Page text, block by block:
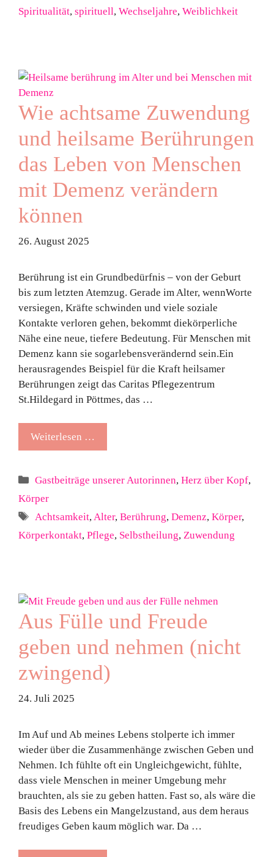
Spiritualität, spirituell, Wechseljahre, Weiblichkeit
Wie achtsame Zuwendung
und heilsame Berührungen
das Leben von Menschen
mit Demenz verändern
können
26. August 2025
Berührung ist ein Grundbedürfnis – von der Geburt
bis zum letzten Atemzug. Gerade im Alter, wennWorte
versiegen, Kräfte schwinden und viele soziale
Kontakte verloren gehen, bekommt diekörperliche
Nähe eine neue, tiefere Bedeutung. Für Menschen mit
Demenz kann sie sogarlebensverändernd sein.Ein
herausragendes Beispiel für die Kraft heilsamer
Berührungen zeigt das Caritas Pflegezentrum
St.Hildegard in Pöttmes, das …
Weiterlesen …
Kategorien
Gastbeiträge unserer Autorinnen,Herz über Kopf,
Körper
Schlagwörter
Achtsamkeit, Alter,Berührung,Demenz,Körper,
Körperkontakt, Pflege, Selbstheilung, Zuwendung
Aus Fülle und Freude
geben und nehmen (nicht
zwingend)
24. Juli 2025
Im Auf und Ab meines Lebens stolperte ich immer
wieder über die Zusammenhänge zwischen Geben und
Nehmen. Ich fühlte oft ein Ungleichgewicht, fühlte,
dass viele Menschen in meiner Umgebung mehr
brauchten, als sie zu geben hatten. Fast so, als wäre die
Basis des Lebens ein Mangelzustand, aus dem heraus
freudiges Geben kaum möglich war. Da …